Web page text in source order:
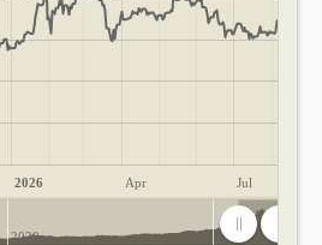
2026 Apr Jul
2020 2025